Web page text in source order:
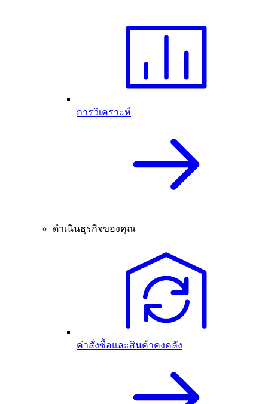
การวิเคราะห์
ดำเนินธุรกิจของคุณ
คำสั่งซื้อและสินค้าคงคลัง